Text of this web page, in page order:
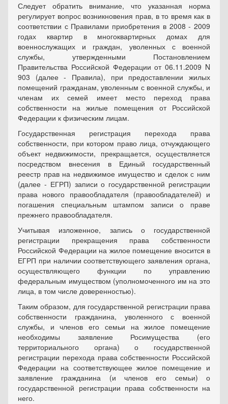
Следует обратить внимание, что указанная норма
регулирует вопрос возникновения прав, в то время как в
соответствии с Правилами приобретения в 2008 - 2009
годах квартир в многоквартирных домах для
военнослужащих и граждан, уволенных с военной
службы, утвержденными Постановлением
Правительства Российской Федерации от 06.11.2009 N
903 (далее - Правила), при предоставлении жилых
помещений гражданам, уволенным с военной службы, и
членам их семей имеет место переход права
собственности на жилые помещения от Российской
Федерации к физическим лицам.
Государственная регистрация перехода права
собственности, при котором право лица, отчуждающего
объект недвижимости, прекращается, осуществляется
посредством внесения в Единый государственный
реестр прав на недвижимое имущество и сделок с ним
(далее - ЕГРП) записи о государственной регистрации
права нового правообладателя (правообладателей) и
погашения специальным штампом записи о праве
прежнего правообладателя.
Учитывая изложенное, запись о государственной
регистрации прекращения права собственности
Российской Федерации на жилое помещение вносится в
ЕГРП при наличии соответствующего заявления органа,
осуществляющего функции по управлению
федеральным имуществом (уполномоченного им на это
лица, в том числе доверенностью).
Таким образом, для государственной регистрации права
собственности гражданина, уволенного с военной
службы, и членов его семьи на жилое помещение
необходимы заявление Росимущества (его
территориального органа) о государственной
регистрации перехода права собственности Российской
Федерации на соответствующее жилое помещение и
заявление гражданина (и членов его семьи) о
государственной регистрации права собственности на
него.